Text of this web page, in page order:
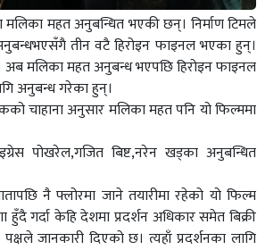
मलिका महत अनुबन्धित भएकी छन्। निर्माण टिमले
तीन वटै हिरोइन फाइनल भएका हुन्।
मलिका महत अनुबन्ध भएपछि हिरोइन फाइनल
अनुबन्ध गरेका हुन्।
चाहाना अनुसार मलिका महत पनि यो फिल्ममा
पोखरेल,गजित बिष्ट,नरेन खड्का अनुबन्धित
नै फ्लोरमा जाने तयारीमा रहेको यो फिल्म
गर्दा केहि देशमा प्रदर्शन अधिकार समेत बिक्री
जानकारी दिएको छ। त्यहाँ प्रदर्शनका लागि